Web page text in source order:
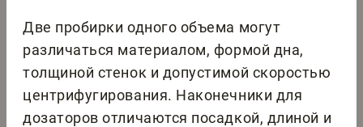
Две пробирки одного объема могут
различаться материалом, формой дна,
толщиной стенок и допустимой скоростью
центрифугирования. Наконечники для
дозаторов отличаются посадкой, длиной и